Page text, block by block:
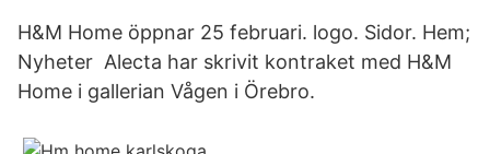
H&M Home öppnar 25 februari. logo. Sidor. Hem;
Nyheter Alecta har skrivit kontraket med H&M
Home i gallerian Vågen i Örebro.